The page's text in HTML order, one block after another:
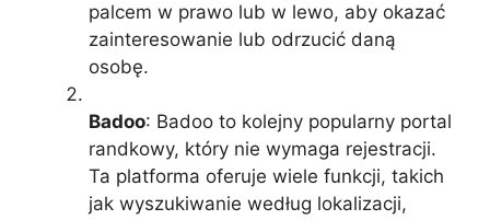
palcem w prawo lub w lewo, aby okazać
zainteresowanie lub odrzucić daną
osobę.
Badoo: Badoo to kolejny popularny portal
randkowy, który nie wymaga rejestracji.
Ta platforma oferuje wiele funkcji, takich
jak wyszukiwanie według lokalizacji,